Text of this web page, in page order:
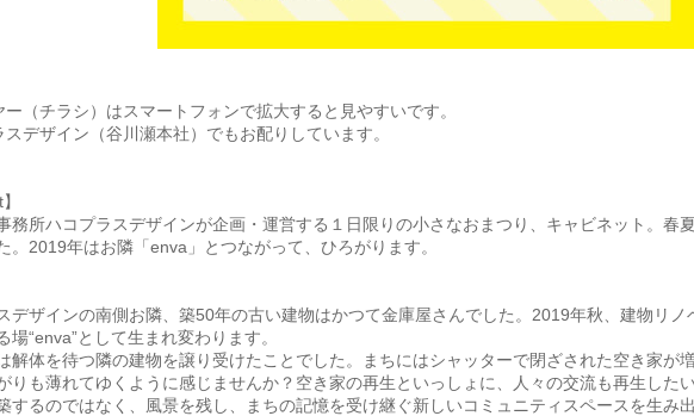
（チラシ）はスマートフォンで拡大すると見やすいです。
デザイン（谷川瀬本社）でもお配りしています。
務所ハコプラスデザインが企画・運営する１日限りの小さなおまつり、キャビネット。春
。2019年はお隣「enva」とつながって、ひろがります。
デザインの南側お隣、築50年の古い建物はかつて金庫屋さんでした。2019年秋、建物リ
場“enva”として生まれ変わります。
解体を待つ隣の建物を譲り受けたことでした。まちにはシャッターで閉ざされた空き家が
りも薄れてゆくように感じませんか？空き家の再生といっしょに、人々の交流も再生したい
するのではなく、風景を残し、まちの記憶を受け継ぐ新しいコミュニティスペースを生み